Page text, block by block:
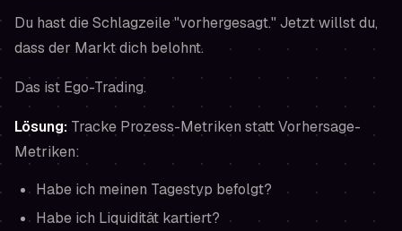
Du hast die Schlagzeile "vorhergesagt." Jetzt willst du,
dass der Markt dich belohnt.
Das ist Ego-Trading.
Lösung: Tracke Prozess-Metriken statt Vorhersage-
Metriken:
Habe ich meinen Tagestyp befolgt?
Habe ich Liquidität kartiert?